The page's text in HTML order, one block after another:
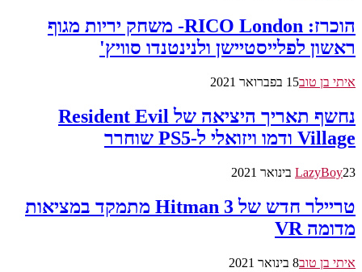
הוכרז: RICO London- משחק יריות מגוף
ראשון לפלייסטיישן ולנינטנדו סוויץ'
איתי בן טוב15 בפברואר 2021
נחשף תאריך היציאה של Resident Evil
Village ודמו ויזואלי ל-PS5 שוחרר
LazyBoy23 בינואר 2021
טריילר חדש של Hitman 3 מתמקד במציאות
מדומה VR
איתי בן טוב8 בינואר 2021